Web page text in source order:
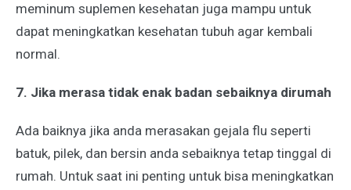
meminum suplemen kesehatan juga mampu untuk
dapat meningkatkan kesehatan tubuh agar kembali
normal.
7. Jika merasa tidak enak badan sebaiknya dirumah
Ada baiknya jika anda merasakan gejala flu seperti
batuk, pilek, dan bersin anda sebaiknya tetap tinggal di
rumah. Untuk saat ini penting untuk bisa meningkatkan